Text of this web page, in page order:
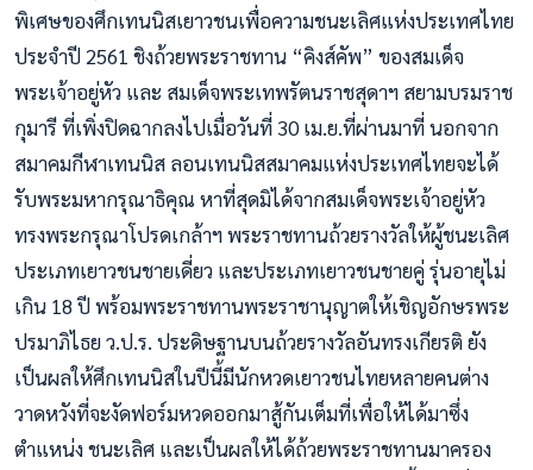
พิเศษของศึกเทนนิสเยาวชนเพื่อความชนะเลิศแห่งประเทศไทย
ประจำปี 2561 ชิงถ้วยพระราชทาน “คิงส์คัพ” ของสมเด็จ
พระเจ้าอยู่หัว และ สมเด็จพระเทพรัตนราชสุดาฯ สยามบรมราช
กุมารี ที่เพิ่งปิดฉากลงไปเมื่อวันที่ 30 เม.ย.ที่ผ่านมาที่ นอกจาก
สมาคมกีฬาเทนนิส ลอนเทนนิสสมาคมแห่งประเทศไทยจะได้
รับพระมหากรุณาธิคุณ หาที่สุดมิได้จากสมเด็จพระเจ้าอยู่หัว
ทรงพระกรุณาโปรดเกล้าฯ พระราชทานถ้วยรางวัลให้ผู้ชนะเลิศ
ประเภทเยาวชนชายเดี่ยว และประเภทเยาวชนชายคู่ รุ่นอายุไม่
เกิน 18 ปี พร้อมพระราชทานพระราชานุญาตให้เชิญอักษรพระ
ปรมาภิไธย ว.ป.ร. ประดิษฐานบนถ้วยรางวัลอันทรงเกียรติ ยัง
เป็นผลให้ศึกเทนนิสในปีนี้มีนักหวดเยาวชนไทยหลายคนต่าง
วาดหวังที่จะงัดฟอร์มหวดออกมาสู้กันเต็มที่เพื่อให้ได้มาซึ่ง
ตำแหน่ง ชนะเลิศ และเป็นผลให้ได้ถ้วยพระราชทานมาครอง